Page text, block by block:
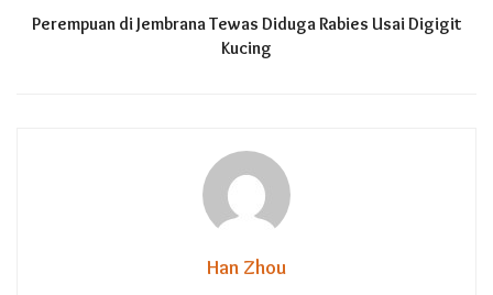
Perempuan di Jembrana Tewas Diduga Rabies Usai Digigit
Kucing
Han Zhou